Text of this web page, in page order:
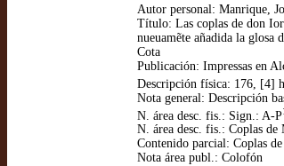
Autor personal: Manrique,
Título: Las coplas de don
nueuamẽte añadida la
Cota
Publicación: Impressas en
Descripción física: 176, [4]
Nota general: Descripción
N. área desc. fis.: Sign.: A-P
N. área desc. fis.: Coplas de
Contenido parcial: Coplas
Nota área publ.: Colofón